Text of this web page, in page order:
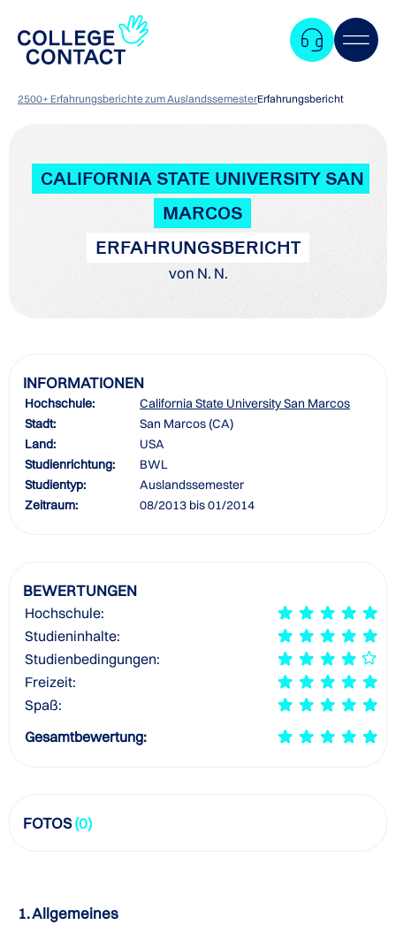
2500+ Erfahrungsberichte zum AuslandssemesterErfahrungsbericht
CALIFORNIA STATE UNIVERSITY SAN
MARCOS
ERFAHRUNGSBERICHT
von N. N.
INFORMATIONEN
Hochschule:
California State University San Marcos
Stadt:
San Marcos (CA)
Land:
USA
Studienrichtung:
BWL
Studientyp:
Auslandssemester
Zeitraum:
08/2013 bis 01/2014
BEWERTUNGEN
Hochschule:
Studieninhalte:
Studienbedingungen:
Freizeit:
Spaß:
Gesamtbewertung:
FOTOS(0)
1. Allgemeines